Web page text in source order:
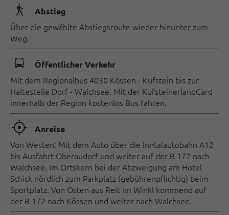
🛬 Abstieg
Über die gewählte Abstiegsroute wieder hinunter zum
Weg.
🕞 Öffentlicher Verkehr
Mit dem Regionalbus 4030 Kössen - Kufstein bis zur
Haltestelle Dorf - Walchsee. Mit der KufsteinerlandCard
innerhalb der Region kostenlos Bus fahren.
🞞 Anreise
Von Westen: Mit dem Auto über die Inntalautobahn A12
bis Ausfahrt Oberaudorf und weiter auf der B 172 nach
Walchsee. Im Ortskern bei der Abzweigung am Hotel
Schick nördlich zum Parkplatz (gebührenpflichtig) beim
Sportplatz. Von Osten aus Reit im Winkl kommend auf
der B 172 nach Kössen und weiter nach Walchsee.